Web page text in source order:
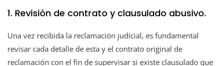
1. Revisión de contrato y clausulado abusivo.
Una vez recibida la reclamación judicial, es fundamental
revisar cada detalle de esta y el contrato original de
reclamación con el fin de supervisar si existe clausulado que